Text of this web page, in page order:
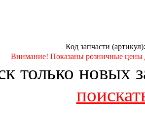
Код запчасти
Внимание! Показаны розничные цены
только новых